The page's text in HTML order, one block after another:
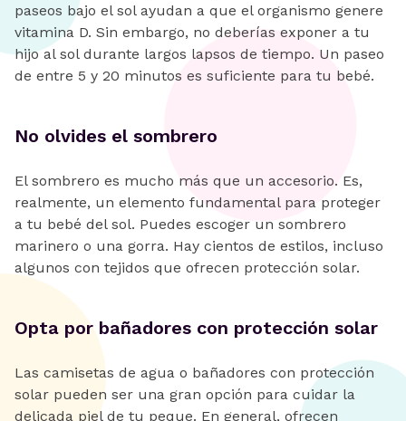
paseos bajo el sol ayudan a que el organismo genere
vitamina D. Sin embargo, no deberías exponer a tu
hijo al sol durante largos lapsos de tiempo. Un paseo
de entre 5 y 20 minutos es suficiente para tu bebé.
No olvides el sombrero
El sombrero es mucho más que un accesorio. Es,
realmente, un elemento fundamental para proteger
a tu bebé del sol. Puedes escoger un sombrero
marinero o una gorra. Hay cientos de estilos, incluso
algunos con tejidos que ofrecen protección solar.
Opta por bañadores con protección solar
Las camisetas de agua o bañadores con protección
solar pueden ser una gran opción para cuidar la
delicada piel de tu peque. En general, ofrecen